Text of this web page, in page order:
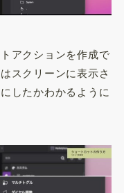
アクションを作成で
スクリーンに表示さ
したかわかるように